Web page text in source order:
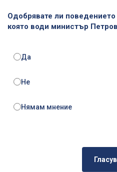
Одобрявате ли
която води министър
Да
Не
Нямам мнение